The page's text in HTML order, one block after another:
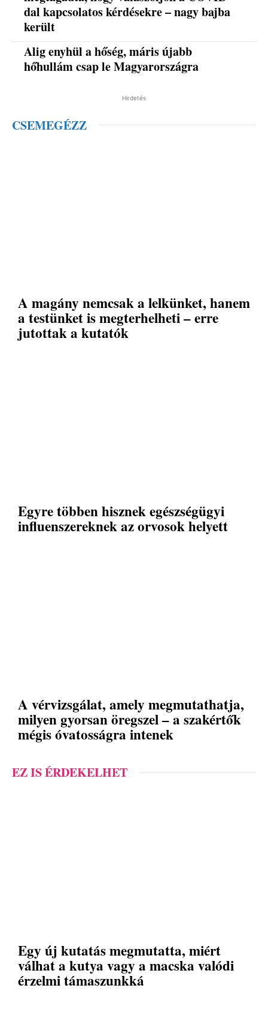
dal kapcsolatos kérdésekre – nagy bajba
került
Alig enyhül a hőség, máris újabb
hőhullám csap le Magyarországra
Hirdetés
CSEMEGÉZZ
A magány nemcsak a lelkünket, hanem
a testünket is megterhelheti – erre
jutottak a kutatók
Egyre többen hisznek egészségügyi
influenszereknek az orvosok helyett
A vérvizsgálat, amely megmutathatja,
milyen gyorsan öregszel – a szakértők
mégis óvatosságra intenek
EZ IS ÉRDEKELHET
Egy új kutatás megmutatta, miért
válhat a kutya vagy a macska valódi
érzelmi támaszunkká